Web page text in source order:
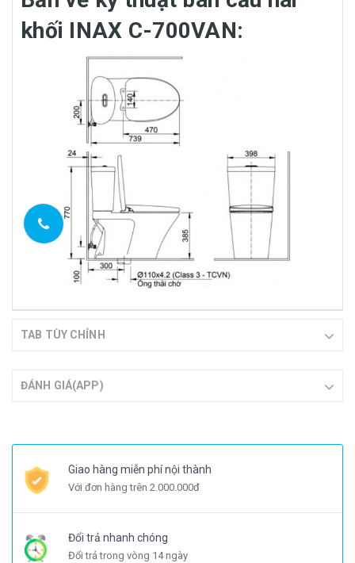
khối INAX C-700VAN:
TAB TÙY CHỈNH
ĐÁNH GIÁ(APP)
Giao hàng miễn phí nội thành
Với đơn hàng trên 2.000.000đ
Đổi trả nhanh chóng
Đổi trả trong vòng 14 ngày